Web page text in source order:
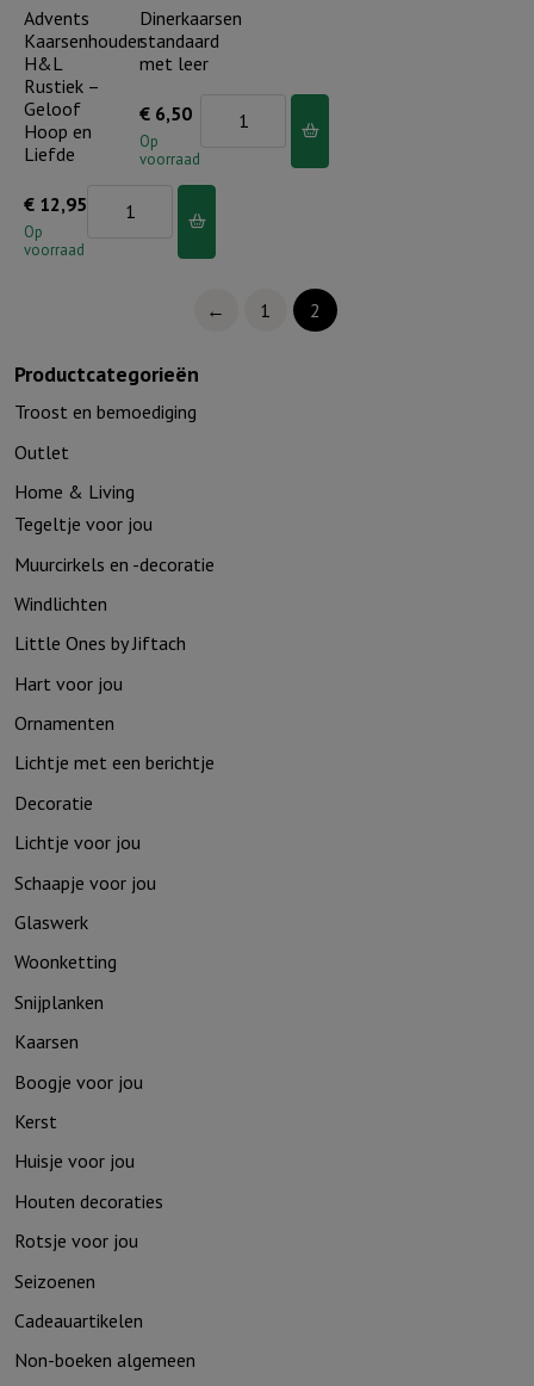
Productcategorieën
Troost en bemoediging
Outlet
Home & Living
Tegeltje voor jou
Muurcirkels en -decoratie
Windlichten
Little Ones by Jiftach
Hart voor jou
Ornamenten
Lichtje met een berichtje
Decoratie
Lichtje voor jou
Schaapje voor jou
Glaswerk
Woonketting
Snijplanken
Kaarsen
Boogje voor jou
Kerst
Huisje voor jou
Houten decoraties
Rotsje voor jou
Seizoenen
Cadeauartikelen
Non-boeken algemeen
4)
aantal
4)
aantal
Advents
Kaarsenhouder
H&L
Rustiek –
Geloof
Hoop en
Liefde
€ 12,95
Op
voorraad
Advents
Kaarsenhouder
en
aantal
Dinerkaarsen
standaard
met leer
€ 6,50
Op
voorraad
Dinerkaarsen
← 1 2